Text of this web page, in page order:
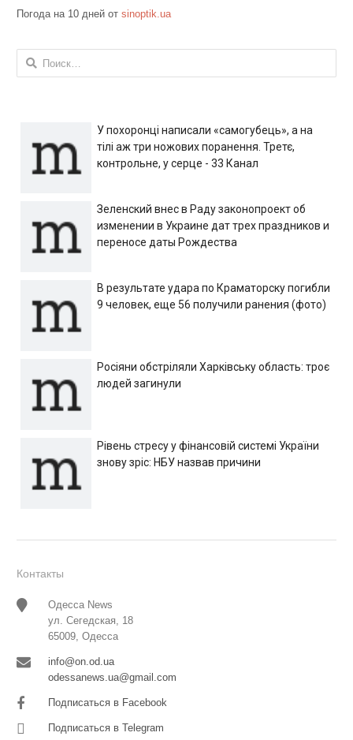
Погода на 10 дней от sinoptik.ua
Найти:
У похоронці написали «самогубець», а на
тілі аж три ножових поранення. Третє,
контрольне, у серце - 33 Канал
Зеленский внес в Раду законопроект об
изменении в Украине дат трех праздников и
переносе даты Рождества
В результате удара по Краматорску погибли
9 человек, еще 56 получили ранения (фото)
Росіяни обстріляли Харківську область: троє
людей загинули
Рівень стресу у фінансовій системі України
знову зріс: НБУ назвав причини
Контакты
Одесса News
ул. Сегедская, 18
65009, Одесса
info@on.od.ua
odessanews.ua@gmail.com
Подписаться в Facebook
Подписаться в Telegram